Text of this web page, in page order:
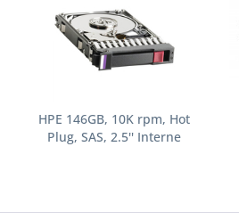
HPE 146GB, 10K rpm, Hot
Plug, SAS, 2.5'' Interne